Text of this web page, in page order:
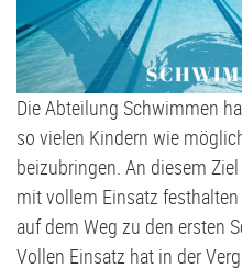
Die Abteilung Schwimmen
so vielen Kindern wie
beizubringen. An diesem
mit vollem Einsatz
auf dem Weg zu den ersten
Vollen Einsatz hat in der
Leichtathletik
Schützen
Schwimmen
Tischtennis
E3-Jugend - TSV Klausdorf III
F1-Jugend - TSV Klausdorf
F2-Jugend - TSV Klausdorf
G-Jugend - TSV Klausdorf